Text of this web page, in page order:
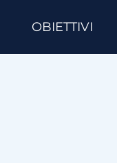
OBIETTIVI